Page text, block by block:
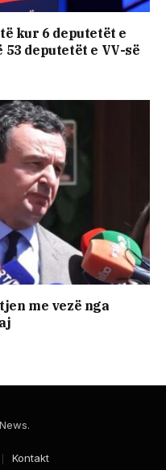
kur 6 deputetët e
deputetët e VV-së
me vezë nga
Kontakt